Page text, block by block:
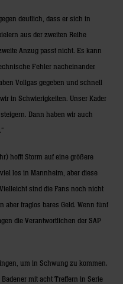
deutlich, dass er sich in
aus der zweiten Reihe
Anzug passt nicht. Es kann
Fehler nacheinander
Vollgas gegeben und schnell
in Schwierigkeiten. Unser Kader
Dann haben wir auch
hofft Storm auf eine größere
los in Mannheim, aber diese
sind die Fans noch nicht
aber fraglos bares Geld. Wenn fünf
die Verantwortlichen der SAP
um in Schwung zu kommen.
mit acht Treffern in Serie